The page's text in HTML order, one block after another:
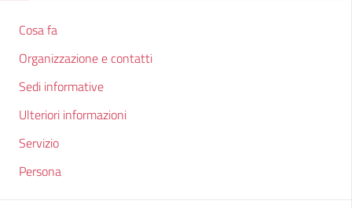
Cosa fa
Organizzazione e contatti
Sedi informative
Ulteriori informazioni
Servizio
Persona